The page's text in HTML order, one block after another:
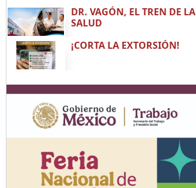
DR. VAGÓN, EL TREN DE LA
SALUD
¡CORTA LA EXTORSIÓN!